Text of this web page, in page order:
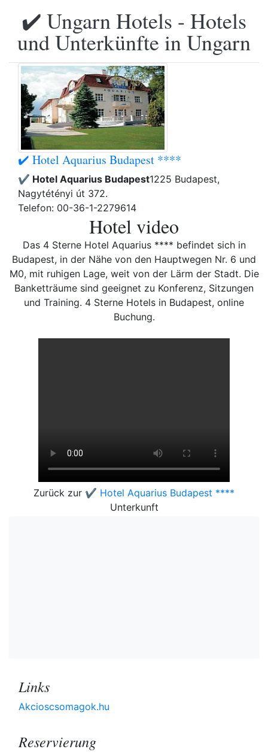
✔️ Ungarn Hotels - Hotels
und Unterkünfte in Ungarn
✔️ Hotel Aquarius Budapest ****
✔️ Hotel Aquarius Budapest1225 Budapest,
Nagytétényi út 372.
Telefon: 00-36-1-2279614
Hotel video
Das 4 Sterne Hotel Aquarius **** befindet sich in
Budapest, in der Nähe von den Hauptwegen Nr. 6 und
M0, mit ruhigen Lage, weit von der Lärm der Stadt. Die
Banketträume sind geeignet zu Konferenz, Sitzungen
und Training. 4 Sterne Hotels in Budapest, online
Buchung.
Zurück zur ✔️ Hotel Aquarius Budapest ****
Unterkunft
Links
Akcioscsomagok.hu
Reservierung